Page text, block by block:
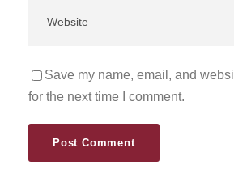
Save my name, email, and
for the next time I comment.